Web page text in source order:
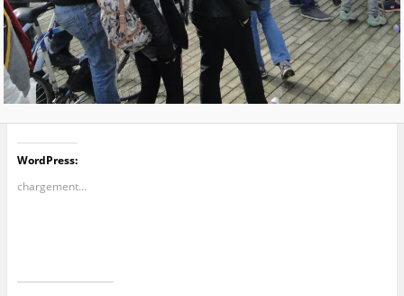
WordPress:
chargement…